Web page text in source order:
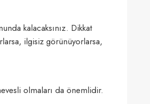
kalacaksınız. Dikkat
ilgisiz görünüyorlarsa,
olmaları da önemlidir.